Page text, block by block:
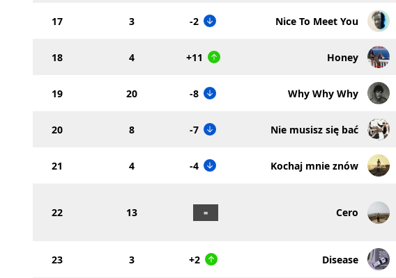
17 3 -2 Nice To Meet You
18 4 +11 Honey
19 20 -8 Why Why Why
20 8 -7 Nie musisz się bać
21 4 -4 Kochaj mnie znów
22 13 Cero
23 3 +2 Disease